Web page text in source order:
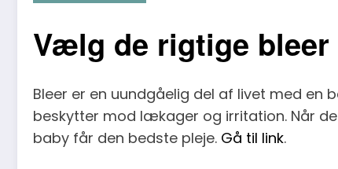
Vælg de rigtige
Bleer er en uundgåelig del af livet med en
beskytter mod lækager og irritation. Når
baby får den bedste pleje. Gå til link.